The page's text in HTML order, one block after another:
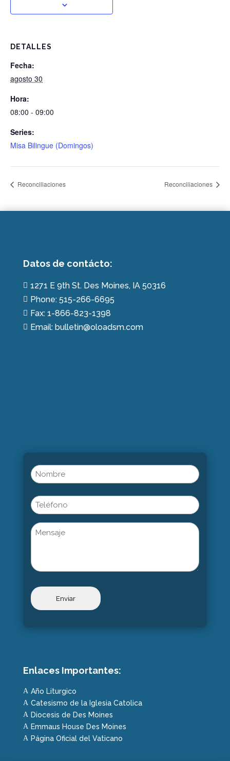
DETALLES
Fecha:
agosto 30
Hora:
08:00 - 09:00
Series:
Misa Bilingue (Domingos)
Reconciliaciones Reconciliaciones
Datos de contácto:
 1271 E 9th St. Des Moines, IA 50316
 Phone: 515-266-6695
 Fax: 1-866-823-1398
 Email: bulletin@oloadsm.com
Name
(Obligatorio)
Phone
Untitled
Enlaces Importantes:
A Año Liturgico
A Catesismo de la Iglesia Catolica
A Diocesis de Des Moines
A Emmaus House Des Moines
A Página Oficial del Vaticano